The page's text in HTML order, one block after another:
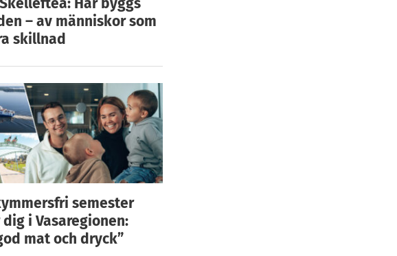
– av människor som
skillnad
semester
i Vasaregionen:
mat och dryck”